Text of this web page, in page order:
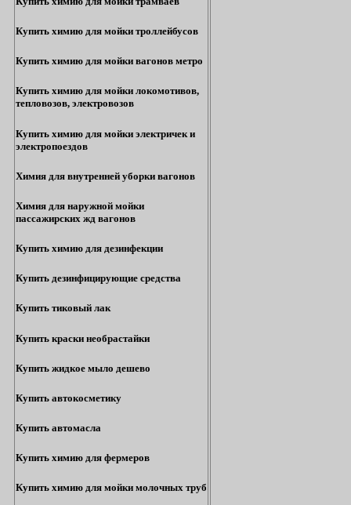
Купить химию для мойки троллейбусов
Купить химию для мойки вагонов метро
Купить химию для мойки локомотивов,
тепловозов, электровозов
Купить химию для мойки электричек и
электропоездов
Химия для внутренней уборки вагонов
Химия для наружной мойки
пассажирских жд вагонов
Купить химию для дезинфекции
Купить дезинфицирующие средства
Купить тиковый лак
Купить краски необрастайки
Купить жидкое мыло дешево
Купить автокосметику
Купить автомасла
Купить химию для фермеров
Купить химию для мойки молочных труб